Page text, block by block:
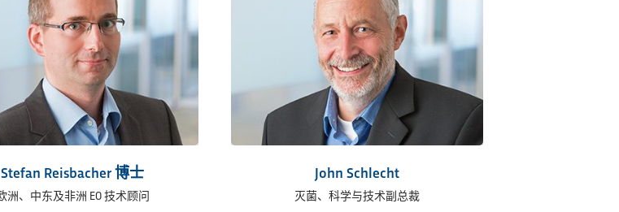
Stefan Reisbacher 博士
洲、中东及非洲 EO 技术顾问
John Schlecht
灭菌、科学与技术副总裁